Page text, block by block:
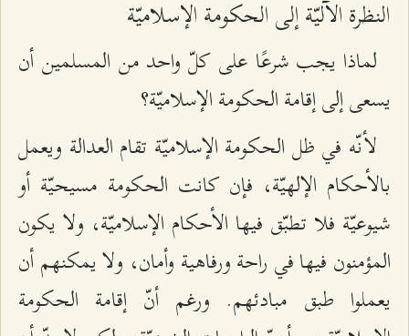
النظرة الآليّة إلى الحكومة الإسلاميّة
لماذا يجب شرعًا على كلّ واحد من المسلمين أن
يسعى إلى إقامة الحكومة الإسلاميّة؟
لأنّه في ظل الحكومة الإسلاميّة تقام العدالة ويعمل
بالأحكام الإلهيّة، فإن كانت الحكومة مسيحيّة أو
شيوعيّة فلا تطبّق فيها الأحكام الإسلاميّة، ولا يكون
المؤمنون فيها في راحة ورفاهية وأمان، ولا يمكنهم أن
يعملوا طبق مبادئهم. ورغم أنّ إقامة الحكومة